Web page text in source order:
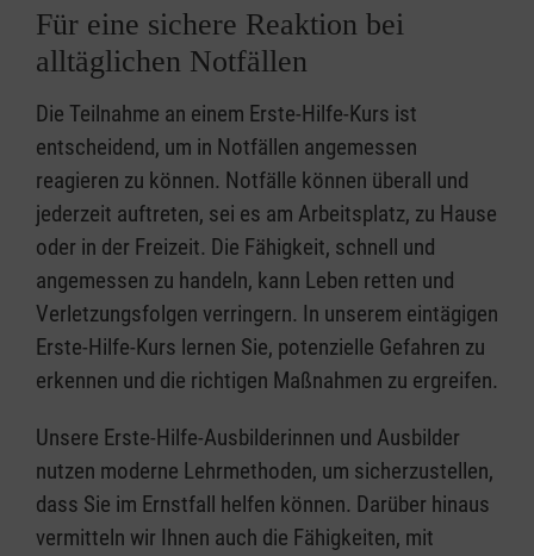
Für eine sichere Reaktion bei
alltäglichen Notfällen
Die Teilnahme an einem Erste-Hilfe-Kurs ist
entscheidend, um in Notfällen angemessen
reagieren zu können. Notfälle können überall und
jederzeit auftreten, sei es am Arbeitsplatz, zu Hause
oder in der Freizeit. Die Fähigkeit, schnell und
angemessen zu handeln, kann Leben retten und
Verletzungsfolgen verringern. In unserem eintägigen
Erste-Hilfe-Kurs lernen Sie, potenzielle Gefahren zu
erkennen und die richtigen Maßnahmen zu ergreifen.
Unsere Erste-Hilfe-Ausbilderinnen und Ausbilder
nutzen moderne Lehrmethoden, um sicherzustellen,
dass Sie im Ernstfall helfen können. Darüber hinaus
vermitteln wir Ihnen auch die Fähigkeiten, mit